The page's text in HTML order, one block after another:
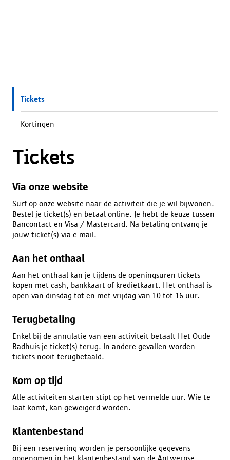
Tickets
Kortingen
Tickets
Via onze website
Surf op onze website naar de activiteit die je wil bijwonen.
Bestel je ticket(s) en betaal online. Je hebt de keuze tussen
Bancontact en Visa / Mastercard. Na betaling ontvang je
jouw ticket(s) via e-mail.
Aan het onthaal
Aan het onthaal kan je tijdens de openingsuren tickets
kopen met cash, bankkaart of kredietkaart. Het onthaal is
open van dinsdag tot en met vrijdag van 10 tot 16 uur.
Terugbetaling
Enkel bij de annulatie van een activiteit betaalt Het Oude
Badhuis je ticket(s) terug. In andere gevallen worden
tickets nooit terugbetaald.
Kom op tijd
Alle activiteiten starten stipt op het vermelde uur. Wie te
laat komt, kan geweigerd worden.
Klantenbestand
Bij een reservering worden je persoonlijke gegevens
opgenomen in het klantenbestand van de Antwerpse